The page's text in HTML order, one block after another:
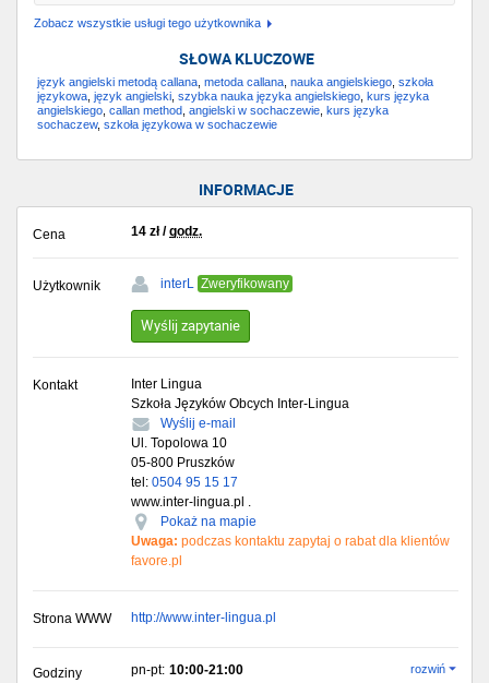
Zobacz wszystkie usługi tego użytkownika
SŁOWA KLUCZOWE
język angielski metodą callana metoda callana nauka angielskiego szkoła
językowa język angielski szybka nauka języka angielskiego kurs języka
angielskiego callan method angielski w sochaczewie kurs języka
sochaczew, szkoła językowa w sochaczewie
INFORMACJE
Cena 14 zł/godz.
Użytkownik interL Zweryfikowany
Wyślij zapytanie
Kontakt
Inter Lingua
Szkoła Języków Obcych Inter-Lingua
Wyślij e-mail
Ul. Topolowa 10
05-800 Pruszków
tel: 0504 95 15 17
www.inter-lingua.pl .
Pokaż na mapie
Uwaga: podczas kontaktu zapytaj o rabat dla klientów
favore.pl
Strona WWW http://www.inter-lingua.pl
Godziny pn-pt: 10:00-21:00 rozwiń